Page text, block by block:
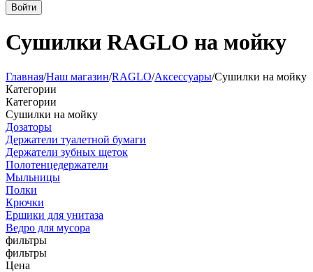
Войти
Сушилки RAGLO на мойку
Главная/Наш магазин/RAGLO/Аксессуары/Сушилки на мойку
Категории
Категории
Сушилки на мойку
Дозаторы
Держатели туалетной бумаги
Держатели зубных щеток
Полотенцедержатели
Мыльницы
Полки
Крючки
Ершики для унитаза
Ведро для мусора
фильтры
фильтры
Цена